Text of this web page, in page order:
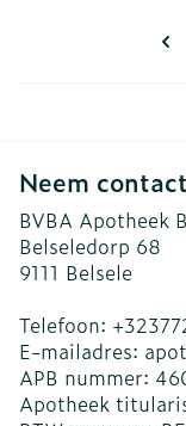
Neem
BVBA Apotheek
Belseledorp 68
9111 Belsele
Telefoon:
E-mailadres:
APB nummer:
Apotheek